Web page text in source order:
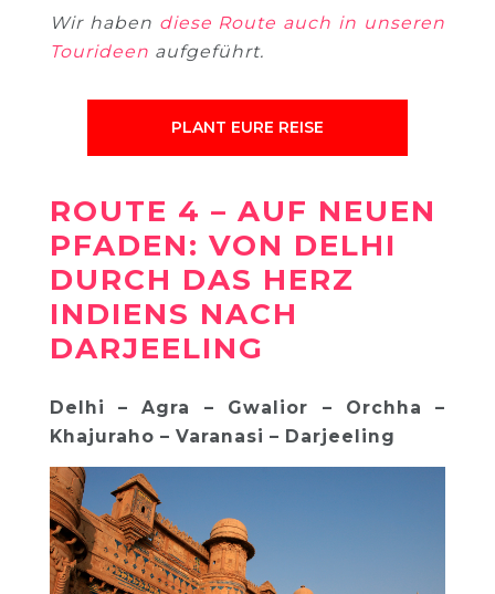
Wir haben diese Route auch in unseren
Tourideen aufgeführt.
PLANT EURE REISE
ROUTE 4 – AUF NEUEN
PFADEN: VON DELHI
DURCH DAS HERZ
INDIENS NACH
DARJEELING
Delhi – Agra – Gwalior – Orchha –
Khajuraho – Varanasi – Darjeeling